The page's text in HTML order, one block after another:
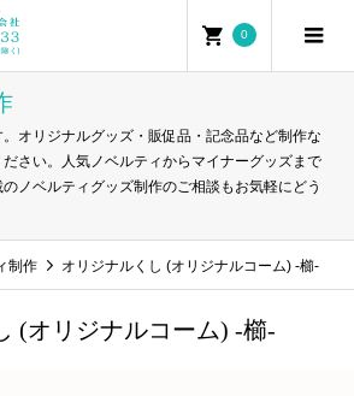
0
オリジナルグッズ・販促品・記念品など制作な
さい。人気ノベルティからマイナーグッズまで
ノベルティグッズ制作のご相談もお気軽にどう
制作 オリジナルくし (オリジナルコーム) -櫛-
(オリジナルコーム) -櫛-